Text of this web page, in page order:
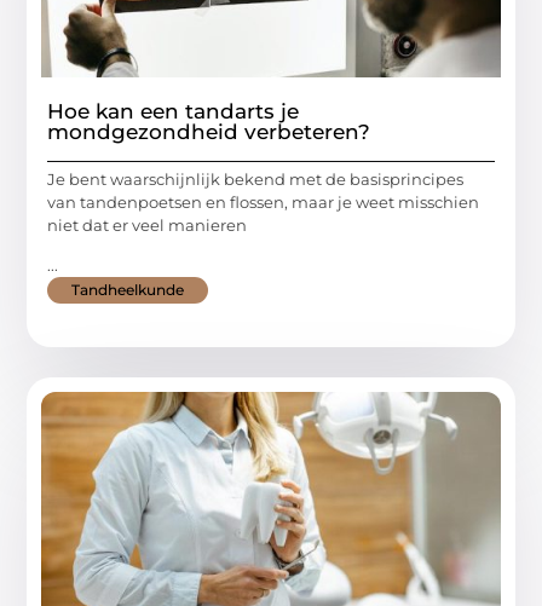
Hoe kan een tandarts je
mondgezondheid verbeteren?
Je bent waarschijnlijk bekend met de basisprincipes
van tandenpoetsen en flossen, maar je weet misschien
niet dat er veel manieren
...
Tandheelkunde